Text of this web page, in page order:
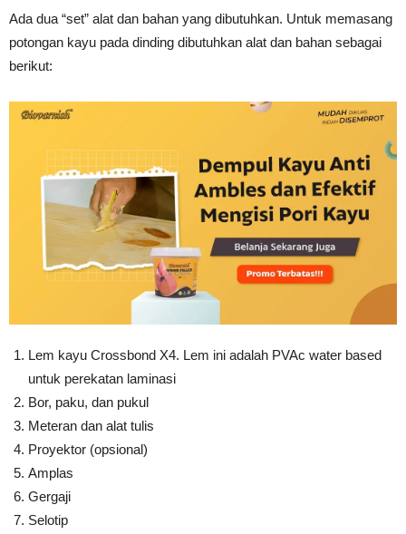
Ada dua “set” alat dan bahan yang dibutuhkan. Untuk memasang
potongan kayu pada dinding dibutuhkan alat dan bahan sebagai
berikut:
Lem kayu Crossbond X4. Lem ini adalah PVAc water based
untuk perekatan laminasi
Bor, paku, dan pukul
Meteran dan alat tulis
Proyektor (opsional)
Amplas
Gergaji
Selotip